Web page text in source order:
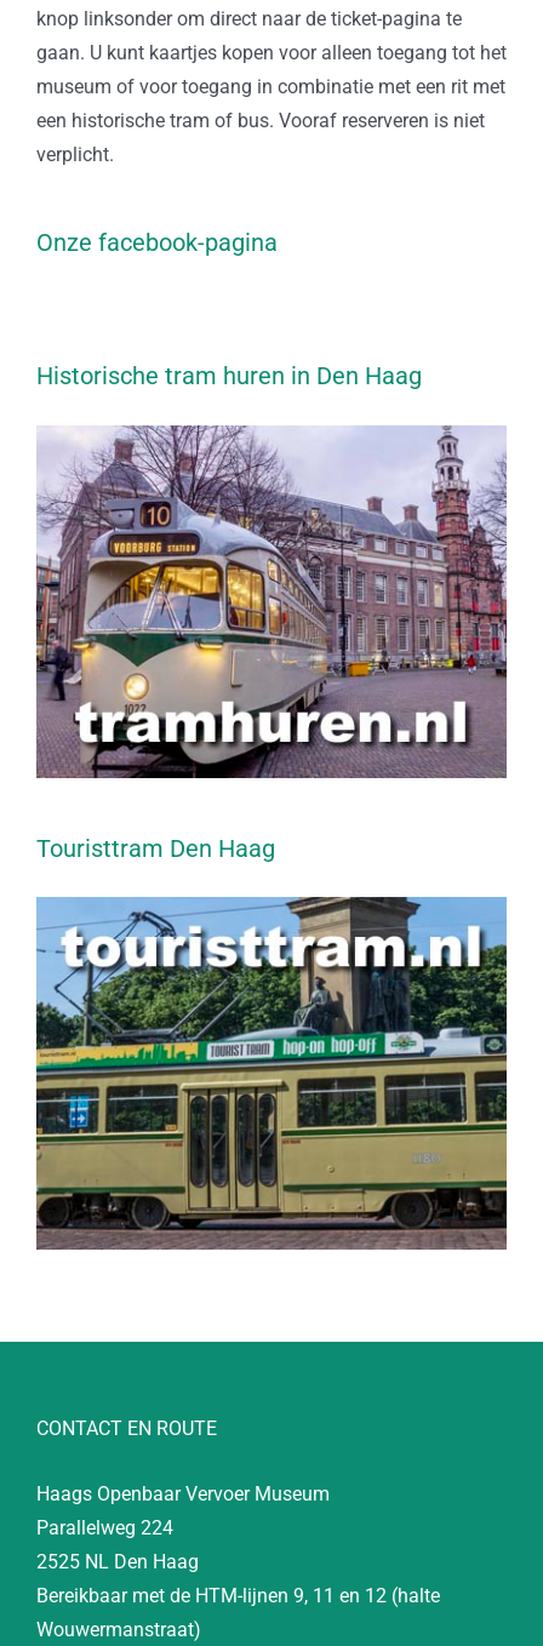
knop linksonder om direct naar de ticket-pagina te
gaan. U kunt kaartjes kopen voor alleen toegang tot het
museum of voor toegang in combinatie met een rit met
een historische tram of bus. Vooraf reserveren is niet
verplicht.
Onze facebook-pagina
Historische tram huren in Den Haag
Touristtram Den Haag
CONTACT EN ROUTE
Haags Openbaar Vervoer Museum
Parallelweg 224
2525 NL Den Haag
Bereikbaar met de HTM-lijnen 9, 11 en 12 (halte
Wouwermanstraat)